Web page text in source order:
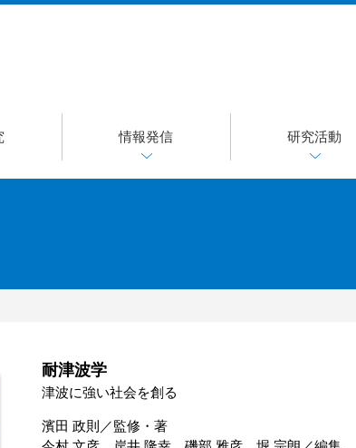
情報発信 研究活動
耐津波学
津波に強い社会を創る
濱田 政則／監修・著